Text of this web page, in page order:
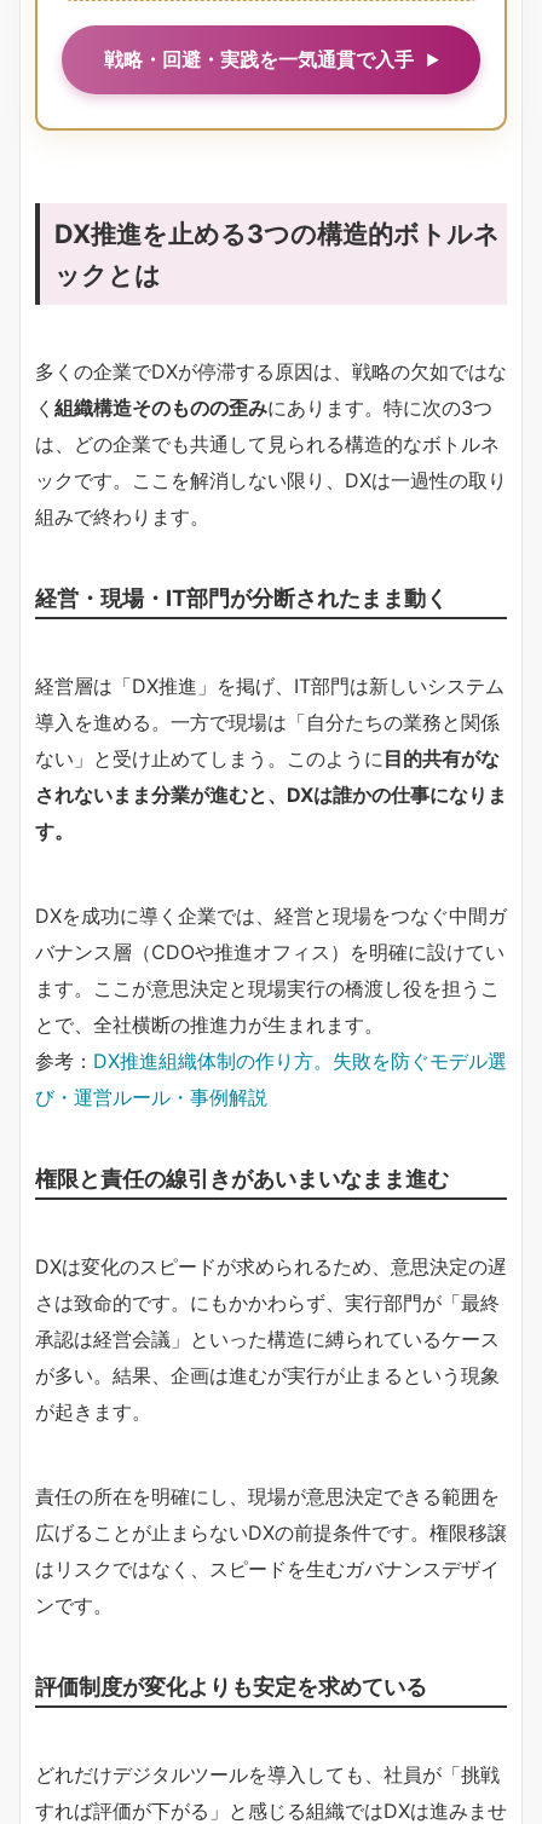
戦略・回避・実践を一気通貫で入手
DX推進を止める3つの構造的ボトルネ
ックとは
多くの企業でDXが停滞する原因は、戦略の欠如ではな
く 組織構造そのものの歪みにあります。特に次の3つ
は、どの企業でも共通して見られる構造的なボトルネ
ックです。ここを解消しない限り、DXは一過性の取り
組みで終わります。
経営・現場・IT部門が分断されたまま動く
経営層は「DX推進」を掲げ、IT部門は新しいシステム
導入を進める。一方で現場は「自分たちの業務と関係
ない」と受け止めてしまう。このように 目的共有がな
されないまま分業が進むと、DXは誰かの仕事になりま
す。
DXを成功に導く企業では、経営と現場をつなぐ中間ガ
バナンス層（CDOや推進オフィス）を明確に設けてい
ます。ここが意思決定と現場実行の橋渡し役を担うこ
とで、全社横断の推進力が生まれます。
参考： DX推進組織体制の作り方。失敗を防ぐモデル選
び・運営ルール・事例解説
権限と責任の線引きがあいまいなまま進む
DXは変化のスピードが求められるため、意思決定の遅
さは致命的です。にもかかわらず、実行部門が「最終
承認は経営会議」といった構造に縛られているケース
が多い。結果、企画は進むが実行が止まるという現象
が起きます。
責任の所在を明確にし、現場が意思決定できる範囲を
広げることが止まらないDXの前提条件です。権限移譲
はリスクではなく、スピードを生むガバナンスデザイ
ンです。
評価制度が変化よりも安定を求めている
どれだけデジタルツールを導入しても、社員が「挑戦
すれば評価が下がる」と感じる組織ではDXは進みませ